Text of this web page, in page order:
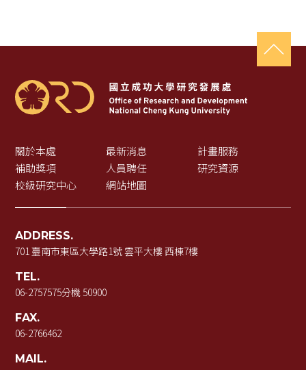
關於本處 最新消息
計畫服務
補助獎項
人員聘任
研究資源
校級研究中心
網站地圖
ADDRESS.
701 臺南市東區大學路1號 雲平大樓 西棟7樓
TEL.
06-2757575分機 50900
FAX.
06-2766462
MAIL.